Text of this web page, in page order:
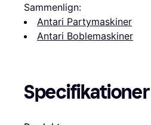
Sammenlign:
Antari Partymaskiner
Antari Boblemaskiner
Specifikationer